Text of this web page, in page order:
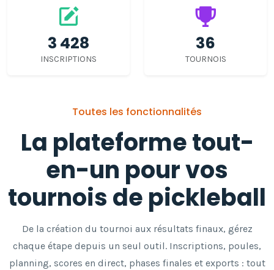
3 428
INSCRIPTIONS
36
TOURNOIS
Toutes les fonctionnalités
La plateforme tout-
en-un pour vos
tournois de pickleball
De la création du tournoi aux résultats finaux, gérez
chaque étape depuis un seul outil. Inscriptions, poules,
planning, scores en direct, phases finales et exports : tout